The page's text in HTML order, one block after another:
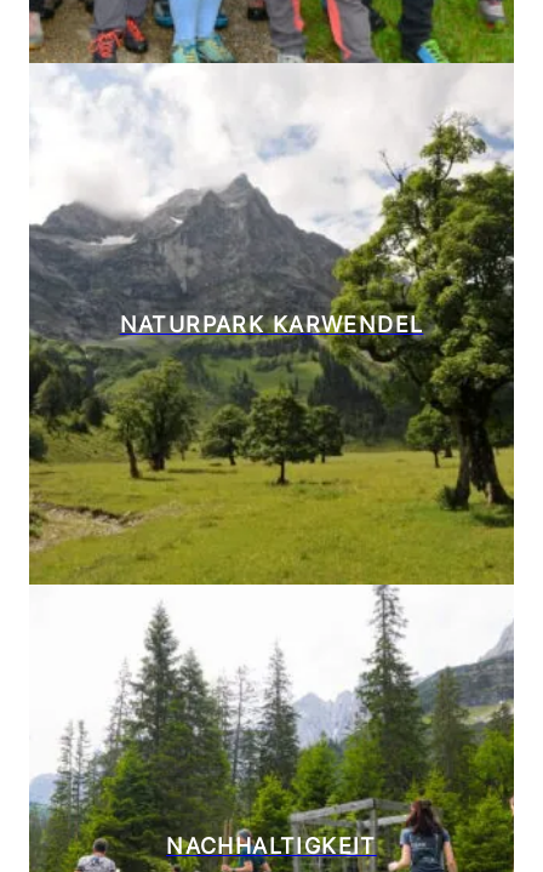
NATURPARK KARWENDEL
NACHHALTIGKEIT